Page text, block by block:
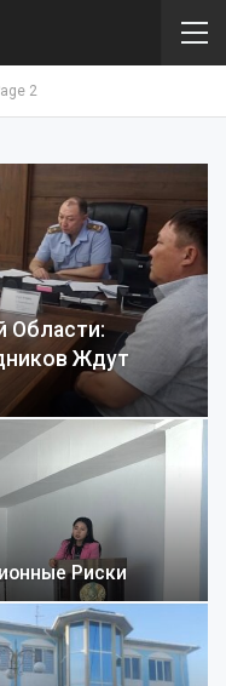
2
Области:
Ждут
Риски